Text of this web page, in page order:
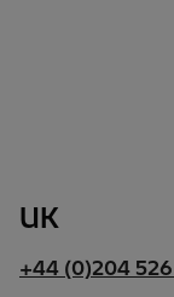
UK
+44 (0)204